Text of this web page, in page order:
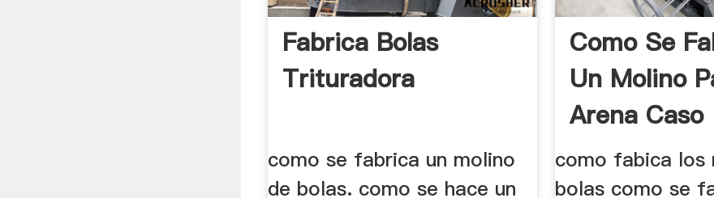
Fabrica Bolas
Trituradora
como se fabrica un molino
de bolas. como se hace un
Como Se
Un Molino
Arena Caso
Machinery
como fabica los
bolas como se